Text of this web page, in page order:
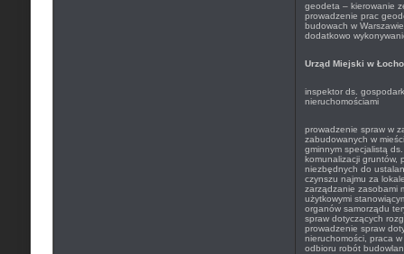
geodeta – kierowanie
prowadzenie prac
budowach w
dodatkowo
Urząd Miejski w
inspektor ds.
nieruchomościami
prowadzenie spraw w
zabudowanych w
gminnym specjalistą
komunalizacji gruntów,
niezbędnych do
czynszu najmu za
zarządzanie zasobami
użytkowymi
organów samorządu
spraw dotyczących
prowadzenie spraw
nieruchomości, praca
odbioru robót